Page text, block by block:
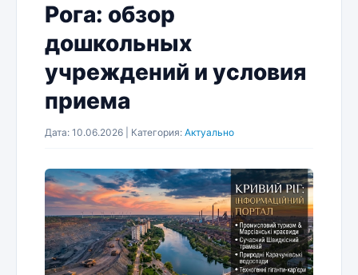
Рога: обзор
дошкольных
учреждений и условия
приема
Дата: 10.06.2026 | Категория: Актуально